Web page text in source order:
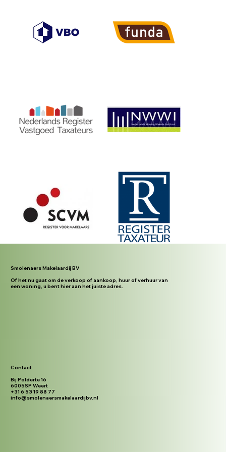
Smolenaers Makelaardij BV
Of het nu gaat om de verkoop of aankoop, huur of verhuur van
een woning, u bent hier aan het juiste adres.
Contact
Bij Polderte 16
6005SP Weert
+31 6 53 19 88 77
info@smolenaersmakelaardijbv.nl